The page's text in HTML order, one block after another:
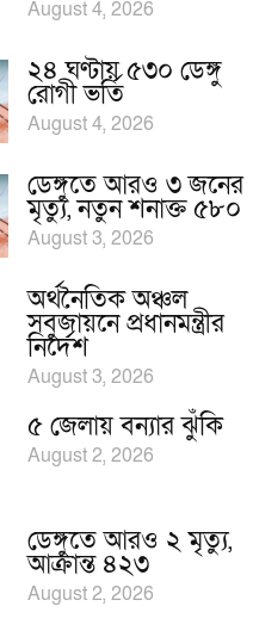
August 4, 2026
২৪ ঘণ্টায় ৫৩০ ডেঙ্গু
রোগী ভর্তি
August 4, 2026
ডেঙ্গুতে আরও ৩ জনের
মৃত্যু, নতুন শনাক্ত ৫৮০
August 3, 2026
অর্থনৈতিক অঞ্চল
সবুজায়নে প্রধানমন্ত্রীর
নির্দেশ
August 3, 2026
৫ জেলায় বন্যার ঝুঁকি
August 2, 2026
ডেঙ্গুতে আরও ২ মৃত্যু,
আক্রান্ত ৪২৩
August 2, 2026